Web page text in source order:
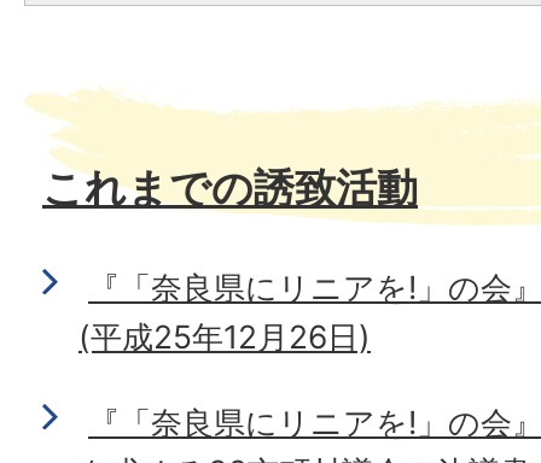
これまでの誘致活動
『「奈良県にリニアを!」の会
(平成25年12月26日)
『「奈良県にリニアを!」の会